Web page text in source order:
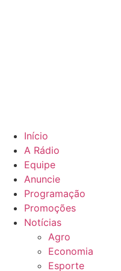
Início
A Rádio
Equipe
Anuncie
Programação
Promoções
Notícias
Agro
Economia
Esporte